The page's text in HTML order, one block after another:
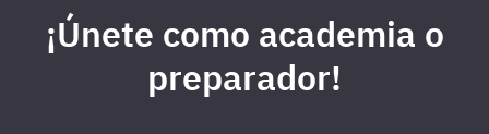
¡Únete como academia o
preparador!